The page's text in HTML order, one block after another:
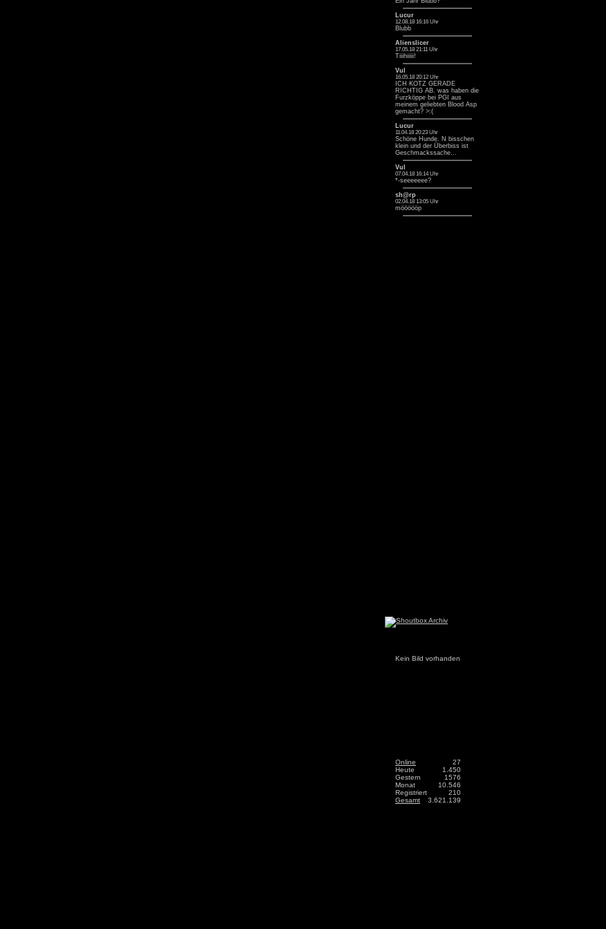
Lucur
12.08.18 16:16 Uhr
Blubb
Alienslicer
17.05.18 21:11 Uhr
Tiiihiiiii!
Vul
16.05.18 20:12 Uhr
ICH KOTZ GERADE
RICHTIG AB. was haben die
Furzköppe bei PGI aus
meinem geliebten Blood Asp
gemacht? >:(
Lucur
11.04.18 20:23 Uhr
Schöne Hunde. N bisschen
klein und der Überbiss ist
Geschmackssache...
Vul
07.04.18 16:14 Uhr
*-seeeeeee?
sh@rp
02.04.18 13:05 Uhr
möööööp
Kein Bild vorhanden
27
Online
1.450
Heute
1576
Gestern
10.546
Monat
210
Registriert
3.621.139
Gesamt